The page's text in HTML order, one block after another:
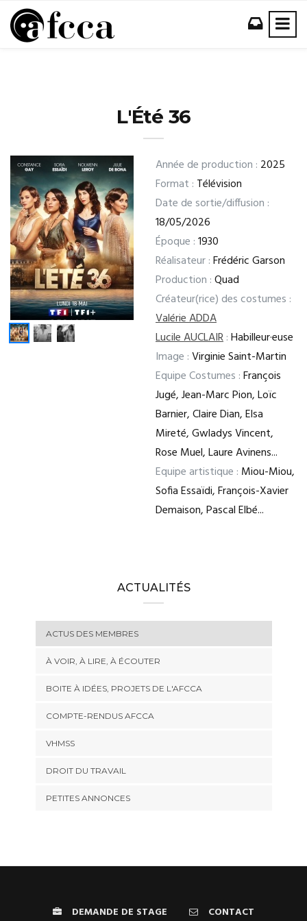
L'Été 36
Année de production : 2025
Format : Télévision
Date de sortie/diffusion :
18/05/2026
Époque :1930
Réalisateur :Frédéric Garson
Production :Quad
Créateur(rice) des costumes :
Valérie ADDA
Lucile AUCLAIR:Habilleur·euse
Image :Virginie Saint-Martin
Equipe Costumes :François
Jugé, Jean-Marc Pion, Loïc
Barnier, Claire Dian, Elsa
Mireté, Gwladys Vincent,
Rose Muel, Laure Avinens...
Equipe artistique : Miou-Miou,
Sofia Essaïdi, François-Xavier
Demaison, Pascal Elbé...
ACTUALITÉS
ACTUS DES MEMBRES
À VOIR, À LIRE, À ÉCOUTER
BOITE À IDÉES, PROJETS DE L'AFCCA
COMPTE-RENDUS AFCCA
VHMSS
DROIT DU TRAVAIL
PETITES ANNONCES
DEMANDE DE STAGE CONTACT